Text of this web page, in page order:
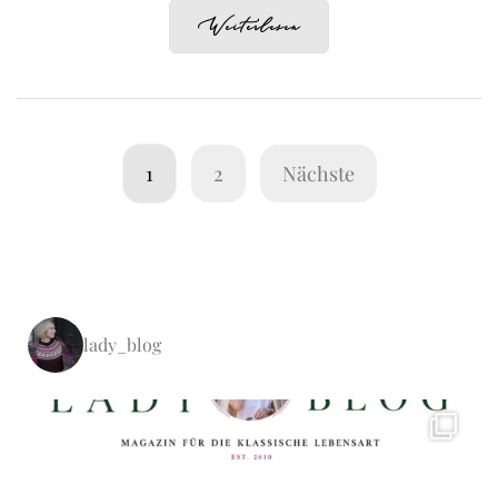
Weiterlesen
1 2 Nächste
lady_blog